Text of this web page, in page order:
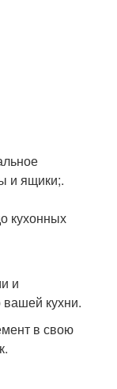
и ящики;.
кухонных
и
кухни.
в свою